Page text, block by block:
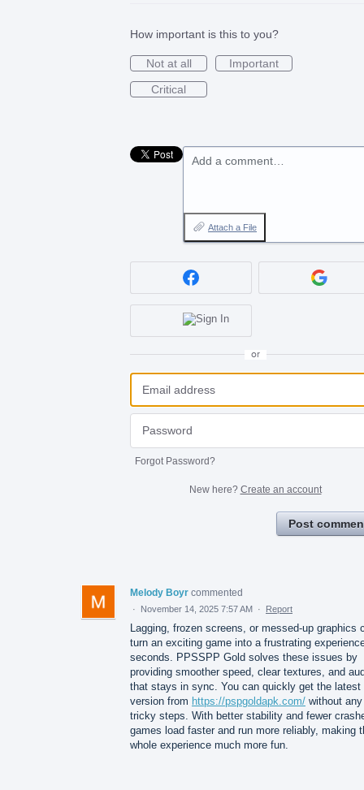
How important is this to you?
Not at all
Important
Critical
Add a comment…
Attach a File
or
Forgot Password?
New here? Create an account
Post
Melody Boyr commented
· November 14, 2025 7:57 AM · Report
Lagging, frozen screens, or messed-up graphics
turn an exciting game into a frustrating
seconds. PPSSPP Gold solves these issues by
providing smoother speed, clear textures, and
that stays in sync. You can quickly get the latest
version from https://pspgoldapk.com/ without any
tricky steps. With better stability and fewer
games load faster and run more reliably, making
whole experience much more fun.